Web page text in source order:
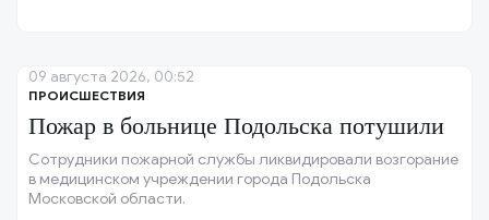
ПРОИСШЕСТВИЯ
Пожар в больнице Подольска потушили
Сотрудники пожарной службы ликвидировали возгорание
в медицинском учреждении города Подольска
Московской области.
09 августа 2026, 00:52